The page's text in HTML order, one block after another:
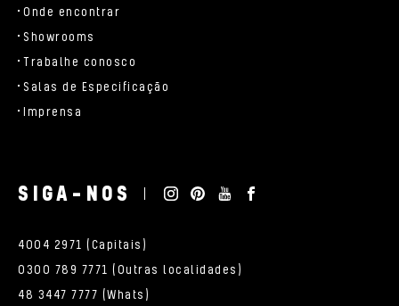
Onde encontrar
Showrooms
Trabalhe conosco
Salas de Especificação
Imprensa
SIGA-NOS
4004 2971 (Capitais)
0300 789 7771 (Outras localidades)
48 3447 7777 (Whats)